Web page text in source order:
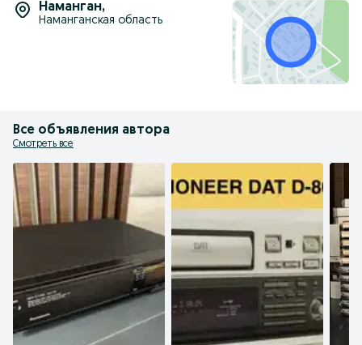
Наманган,
Наманганская область
Все объявления автора
Смотреть все